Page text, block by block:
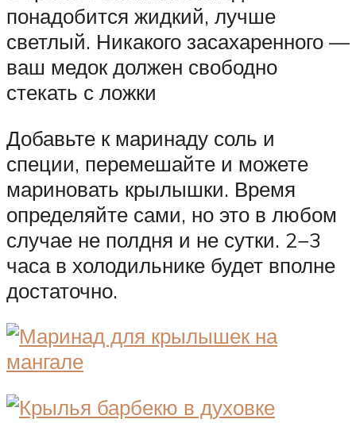
понадобится жидкий, лучше
светлый. Никакого засахаренного —
ваш медок должен свободно
стекать с ложки
Добавьте к маринаду соль и
специи, перемешайте и можете
мариновать крылышки. Время
определяйте сами, но это в любом
случае не полдня и не сутки. 2−3
часа в холодильнике будет вполне
достаточно.